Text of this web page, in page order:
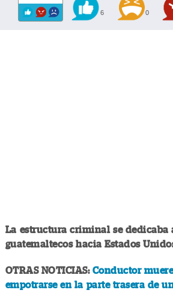
6 0
La estructura criminal se
guatemaltecos hacia Estados
OTRAS NOTICIAS: Conductor
empotrarse en la parte trasera de